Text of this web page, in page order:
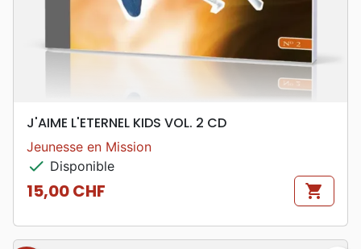
J'AIME L'ETERNEL KIDS VOL. 2 CD
Jeunesse en Mission
check Disponible
Prix
15,00 CHF shopping_cart